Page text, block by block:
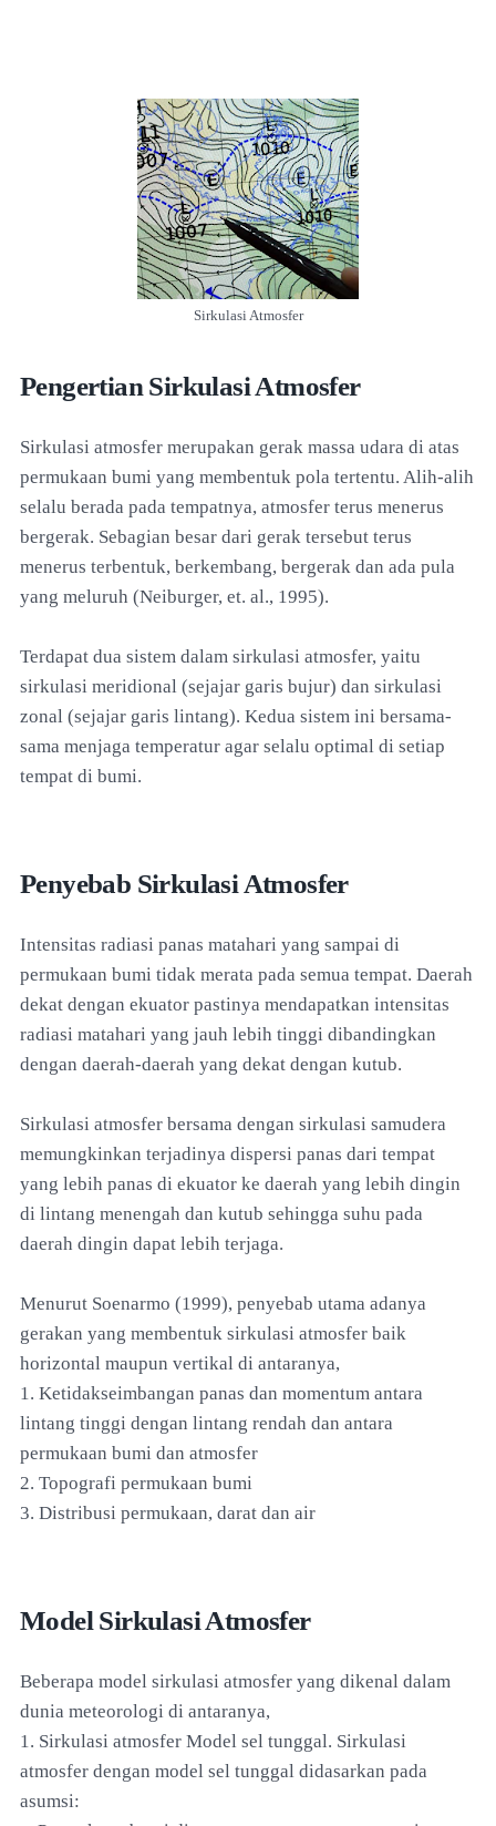
Sirkulasi Atmosfer
Pengertian Sirkulasi Atmosfer
Sirkulasi atmosfer merupakan gerak massa udara di atas
permukaan bumi yang membentuk pola tertentu. Alih-alih
selalu berada pada tempatnya, atmosfer terus menerus
bergerak. Sebagian besar dari gerak tersebut terus
menerus terbentuk, berkembang, bergerak dan ada pula
yang meluruh (Neiburger, et. al., 1995).
Terdapat dua sistem dalam sirkulasi atmosfer, yaitu
sirkulasi meridional (sejajar garis bujur) dan sirkulasi
zonal (sejajar garis lintang). Kedua sistem ini bersama-
sama menjaga temperatur agar selalu optimal di setiap
tempat di bumi.
Penyebab Sirkulasi Atmosfer
Intensitas radiasi panas matahari yang sampai di
permukaan bumi tidak merata pada semua tempat. Daerah
dekat dengan ekuator pastinya mendapatkan intensitas
radiasi matahari yang jauh lebih tinggi dibandingkan
dengan daerah-daerah yang dekat dengan kutub.
Sirkulasi atmosfer bersama dengan sirkulasi samudera
memungkinkan terjadinya dispersi panas dari tempat
yang lebih panas di ekuator ke daerah yang lebih dingin
di lintang menengah dan kutub sehingga suhu pada
daerah dingin dapat lebih terjaga.
Menurut Soenarmo (1999), penyebab utama adanya
gerakan yang membentuk sirkulasi atmosfer baik
horizontal maupun vertikal di antaranya,
1. Ketidakseimbangan panas dan momentum antara
lintang tinggi dengan lintang rendah dan antara
permukaan bumi dan atmosfer
2. Topografi permukaan bumi
3. Distribusi permukaan, darat dan air
Model Sirkulasi Atmosfer
Beberapa model sirkulasi atmosfer yang dikenal dalam
dunia meteorologi di antaranya,
1. Sirkulasi atmosfer Model sel tunggal. Sirkulasi
atmosfer dengan model sel tunggal didasarkan pada
asumsi: